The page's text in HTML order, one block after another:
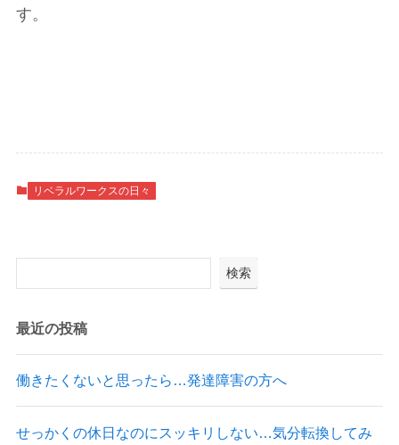
す。
リベラルワークスの日々
検索
最近の投稿
働きたくないと思ったら…発達障害の方へ
せっかくの休日なのにスッキリしない…気分転換してみ